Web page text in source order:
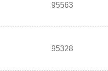
95563
95328